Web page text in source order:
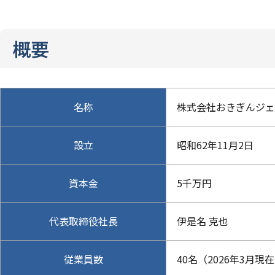
概要
名称 株式会社おきぎんジ
設立 昭和62年11月2日
資本金 5千万円
代表取締役社長 伊是名 克也
従業員数 40名（2026年3月現在